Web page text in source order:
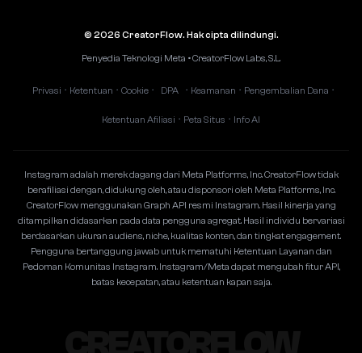
© 2026 CreatorFlow. Hak cipta dilindungi.
Penyedia Teknologi Meta • CreatorFlow Labs, S.L.
Privasi • Ketentuan • Cookie • DPA • Keamanan • Pengembalian Dana •
Ketentuan Afiliasi • Peta Situs • Info AI
Instagram adalah merek dagang dari Meta Platforms, Inc. CreatorFlow tidak
berafiliasi dengan, didukung oleh, atau disponsori oleh Meta Platforms, Inc.
CreatorFlow menggunakan Graph API resmi Instagram. Hasil kinerja yang
ditampilkan didasarkan pada data pengguna agregat. Hasil individu bervariasi
berdasarkan ukuran audiens, niche, kualitas konten, dan tingkat engagement.
Pengguna bertanggung jawab untuk mematuhi Ketentuan Layanan dan
Pedoman Komunitas Instagram. Instagram/Meta dapat mengubah fitur API,
batas kecepatan, atau ketentuan kapan saja.